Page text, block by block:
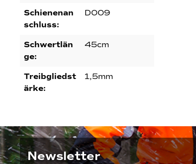
Schienenan
schluss:
D009
Schwertlän
ge:
45cm
Treibgliedst
ärke:
1,5mm
Newsletter